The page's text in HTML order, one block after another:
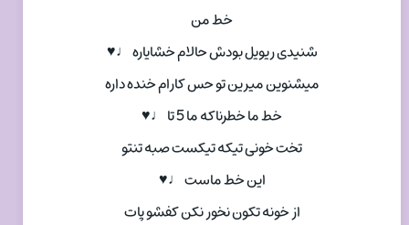
خط من
شنیدی ریویل بودش حالام خشایاره ♩♥
میشنوین میرین تو حس کارام خنده داره
خط ما خطرناکه ما 5 تا ♩♥
تخت خونی تیکه تیکست صبه تنتو
این خط ماست ♩♥
از خونه تکون نخور نکن کفشو پات